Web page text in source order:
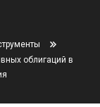
облигаций в